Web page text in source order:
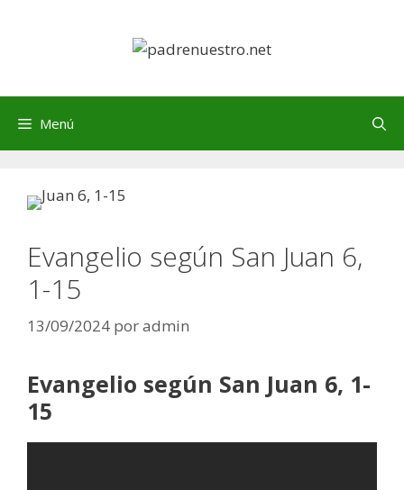
Menú
Evangelio según San Juan 6,
1-15
13/09/2024 poradmin
Evangelio según San Juan 6, 1-
15